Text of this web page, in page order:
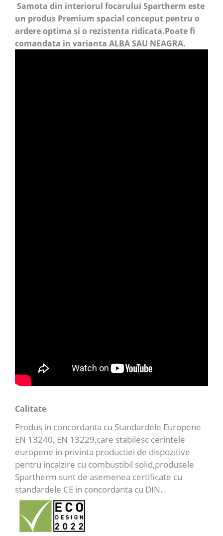
Samota din interiorul focarului Spartherm este
un produs Premium spacial conceput pentru o
ardere optima si o rezistenta ridicata.Poate fi
comandata in varianta ALBA SAU NEAGRA.
Calitate
Produs in concordanta cu Standardele Europene
EN 13240, EN 13229,care stabilesc cerintele
europene in privinta productiei de dispozitive
pentru incalzire cu combustibil solid,produsele
Spartherm sunt de asemenea certificate cu
standardele CE in concordanta cu DIN.